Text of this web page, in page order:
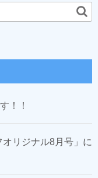
！！
リジナル8月号」に